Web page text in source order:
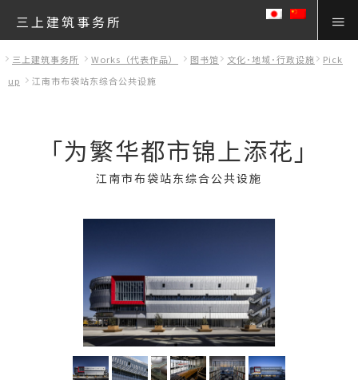
三上建筑事务所
三上建筑事务所 Works（代表作品） 图书馆 文化･地域･行政设施
Pick
up
江南市布袋站东综合公共设施
「为繁华都市锦上添花」
江南市布袋站东综合公共设施